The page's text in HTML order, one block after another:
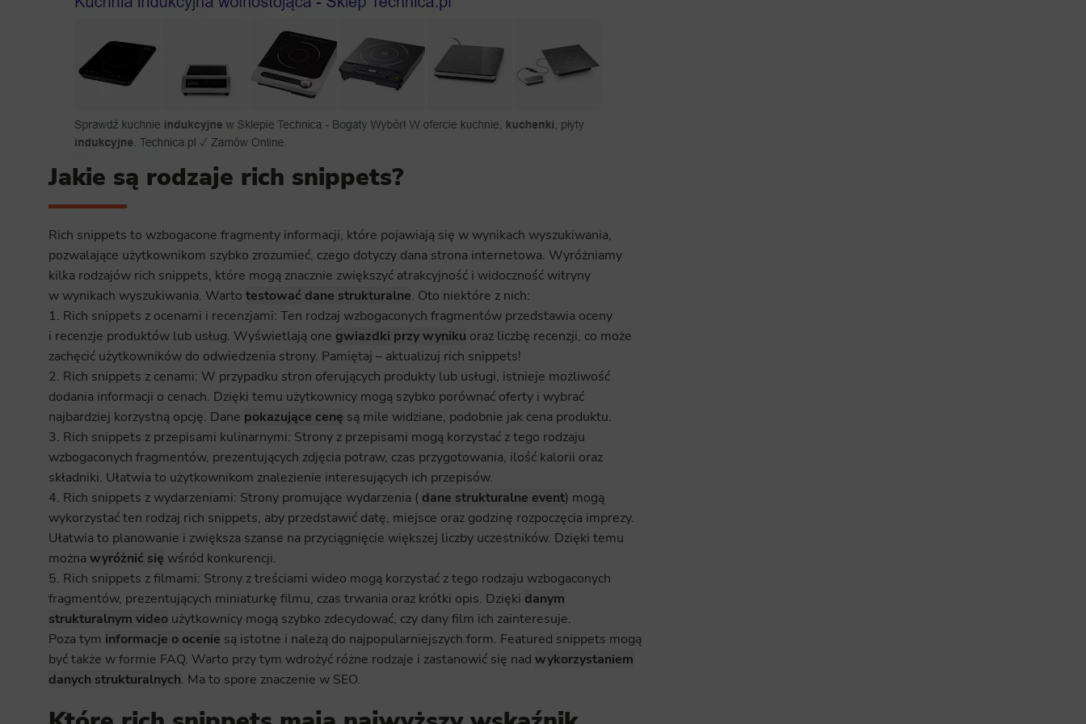
Scripts and data used to collect information to analyze site traffic and how users use the site, how they came to the site, and to
create aggregate demographic statistics about users. Analytical cookies and similar technologies allow us to measure the
effectiveness of actions taken and content presented.
Scope responsible for displaying personalized ads that may be of interest to the user based on browsing history and habits and
Jakie są rodzaje rich snippets?
Rich snippets to wzbogacone fragmenty informacji, które pojawiają się w wynikach wyszukiwania,
pozwalające użytkownikom szybko zrozumieć, czego dotyczy dana strona internetowa. Wyróżniamy
kilka rodzajów rich snippets, które mogą znacznie zwiększyć atrakcyjność i widoczność witryny
w wynikach wyszukiwania. Warto testować dane strukturalne. Oto niektóre z nich:
1. Rich snippets z ocenami i recenzjami: Ten rodzaj wzbogaconych fragmentów przedstawia oceny
i recenzje produktów lub usług. Wyświetlają one gwiazdki przy wyniku oraz liczbę recenzji, co może
zachęcić użytkowników do odwiedzenia strony. Pamiętaj – aktualizuj rich snippets!
2. Rich snippets z cenami: W przypadku stron oferujących produkty lub usługi, istnieje możliwość
dodania informacji o cenach. Dzięki temu użytkownicy mogą szybko porównać oferty i wybrać
najbardziej korzystną opcję. Dane pokazujące cenę są mile widziane, podobnie jak cena produktu.
3. Rich snippets z przepisami kulinarnymi: Strony z przepisami mogą korzystać z tego rodzaju
wzbogaconych fragmentów, prezentujących zdjęcia potraw, czas przygotowania, ilość kalorii oraz
składniki. Ułatwia to użytkownikom znalezienie interesujących ich przepisów.
4. Rich snippets z wydarzeniami: Strony promujące wydarzenia ( dane strukturalne event) mogą
wykorzystać ten rodzaj rich snippets, aby przedstawić datę, miejsce oraz godzinę rozpoczęcia imprezy.
Ułatwia to planowanie i zwiększa szanse na przyciągnięcie większej liczby uczestników. Dzięki temu
można wyróżnić się wśród konkurencji.
5. Rich snippets z filmami: Strony z treściami wideo mogą korzystać z tego rodzaju wzbogaconych
fragmentów, prezentujących miniaturkę filmu, czas trwania oraz krótki opis. Dzięki danym
strukturalnym videoużytkownicy mogą szybko zdecydować, czy dany film ich zainteresuje.
Poza tym informacje o ocenie są istotne i należą do najpopularniejszych form. Featured snippets mogą
być także w formie FAQ. Warto przy tym wdrożyć różne rodzaje i zastanowić się nad wykorzystaniem
danych strukturalnych. Ma to spore znaczenie w SEO.